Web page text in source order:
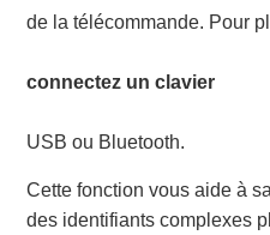
de la télécommande. Pour
connectez un clavier
USB ou Bluetooth.
Cette fonction vous aide à
des identifiants complexes